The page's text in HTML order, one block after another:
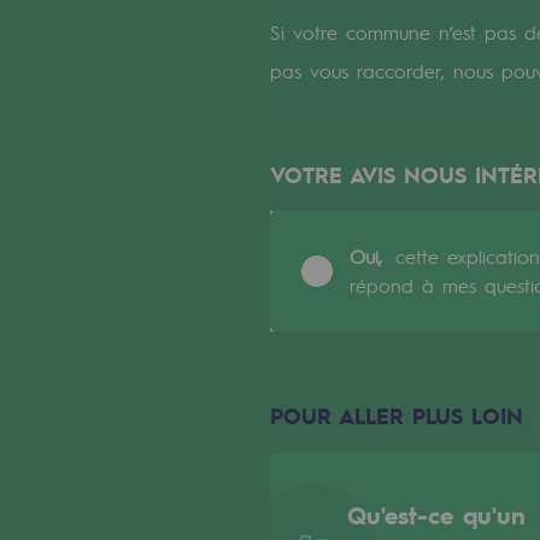
Un réseau local et européen
Une organisation adaptative et
Transversalité et Collaboratif
Notre culture et nos valeurs
Notre organisation
Si votre commune n’est pas
pas vous raccorder, nous
VOTRE AVIS NOUS
Oui, cette explication
répond à mes
POUR ALLER PLUS LOIN
Qu'est-ce qu'un